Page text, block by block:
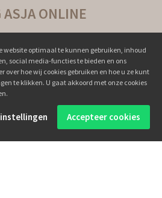
ASJA ONLINE
››
Boeken ››
website optimaal te kunnen gebruiken, inhoud
social media-functies te bieden en ons
over hoe wij cookies gebruiken en hoe u ze kunt
te klikken. U gaat akkoord met onze cookies
Accepteer cookies